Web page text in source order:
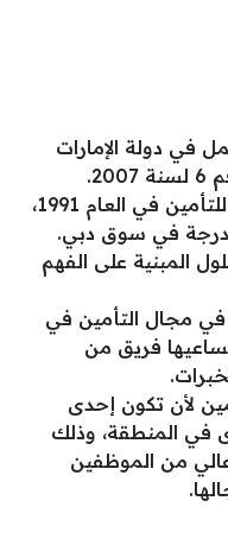
في دولة الإمارات
تأسست شركة دبي الوطنية للتأمين في العام 1991،
في سوق دبي.
المبنية على الفهم
مجال التأمين في
فريق من
لأن تكون إحدى
في المنطقة، وذلك
من الموظفين